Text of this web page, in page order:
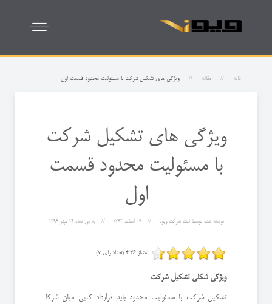
خانه مقاله ويژگی های تشكيل شركت با مسئوليت محدود قسمت اول
ويژگی های تشكيل شركت
با مسئوليت محدود قسمت
اول
نوشته شده توسطثبت شرکت ویونا 09 اسفند 1393 به روز شده14 مهر 1399
امتیاز 4.36 (تعداد رای 7)
ويژگی شکلی تشکیل شرکت
تشکیل شرکت با مسئولیت محدود باید قرارداد کتبی میان شرکا